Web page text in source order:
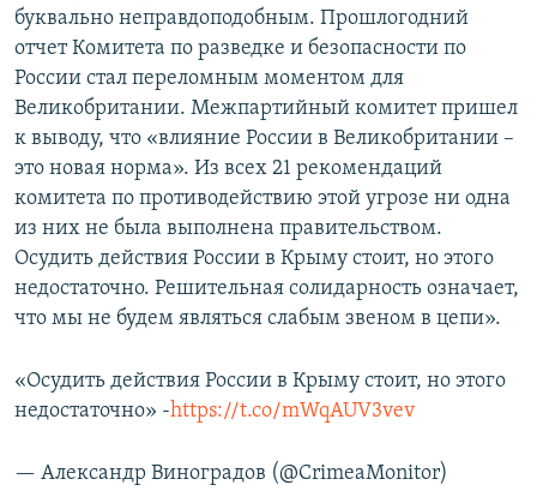
буквально неправдоподобным. Прошлогодний
отчет Комитета по разведке и безопасности по
России стал переломным моментом для
Великобритании. Межпартийный комитет пришел
к выводу, что «влияние России в Великобритании –
это новая норма». Из всех 21 рекомендаций
комитета по противодействию этой угрозе ни одна
из них не была выполнена правительством.
Осудить действия России в Крыму стоит, но этого
недостаточно. Решительная солидарность означает,
что мы не будем являться слабым звеном в цепи».
«Осудить действия России в Крыму стоит, но этого
недостаточно» -https://t.co/mWqAUV3vev
— Александр Виноградов (@CrimeaMonitor)